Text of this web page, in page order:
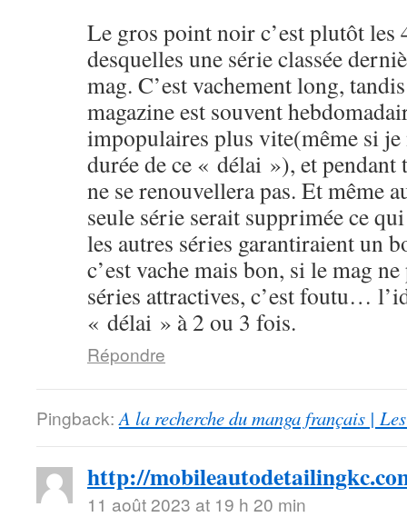
Le gros point noir c’est plutôt les
desquelles une série classée
mag. C’est vachement long,
magazine est souvent
impopulaires plus vite(même si je
durée de ce « délai »), et pendant
ne se renouvellera pas. Et même
seule série serait supprimée ce
les autres séries garantiraient un
c’est vache mais bon, si le mag
séries attractives, c’est foutu…
« délai » à 2 ou 3 fois.
Répondre
Pingback: A la recherche du manga français |
http://
11 août 2023 at 19 h 20 min